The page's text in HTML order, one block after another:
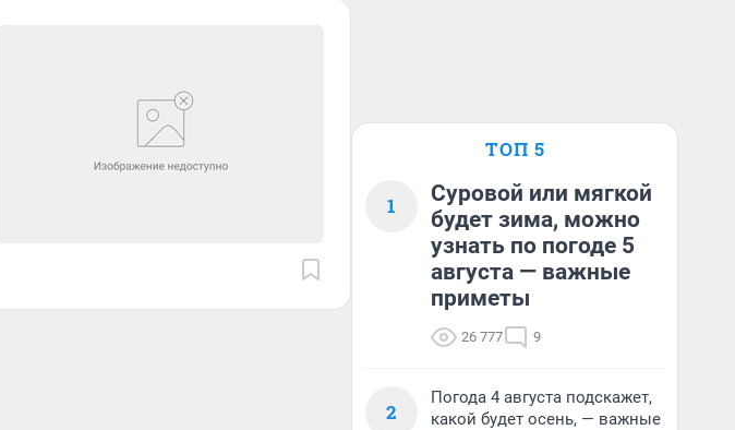
ТОП 5
1
Суровой или мягкой
будет зима, можно
узнать по погоде 5
августа — важные
приметы
26 777 9
2
Погода 4 августа подскажет,
какой будет осень, — важные